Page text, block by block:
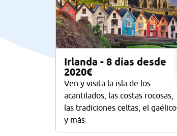
Irlanda - 8 días desde
2020€
Ven y visita la isla de los
acantilados, las costas rocosas,
las tradiciones celtas, el gaélico
y más